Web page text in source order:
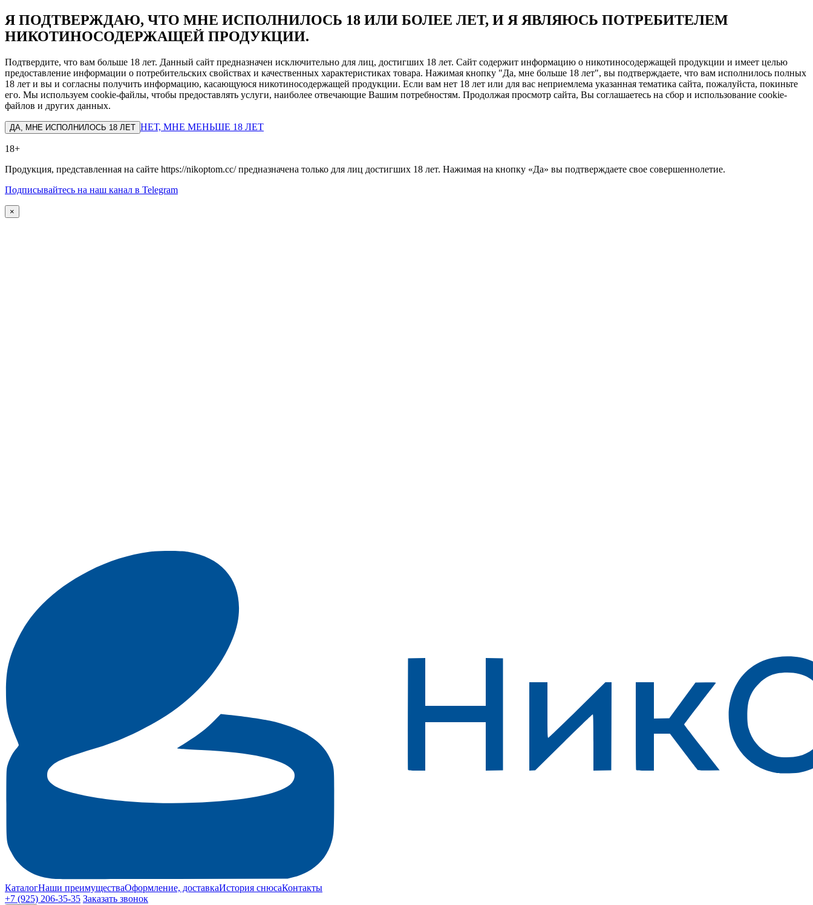
Я ПОДТВЕРЖДАЮ, ЧТО МНЕ ИСПОЛНИЛОСЬ 18 ИЛИ БОЛЕЕ ЛЕТ, И Я ЯВЛЯЮСЬ ПОТРЕБИТЕЛЕМ
НИКОТИНОСОДЕРЖАЩЕЙ ПРОДУКЦИИ.
Подтвердите, что вам больше 18 лет. Данный сайт предназначен исключительно для лиц, достигших 18 лет. Сайт содержит информацию о никотиносодержащей продукции и имеет целью
предоставление информации о потребительских свойствах и качественных характеристиках товара. Нажимая кнопку "Да, мне больше 18 лет", вы подтверждаете, что вам исполнилось полных
18 лет и вы и согласны получить информацию, касающуюся никотиносодержащей продукции. Если вам нет 18 лет или для вас неприемлема указанная тематика сайта, пожалуйста, покиньте
его. Мы используем cookie-файлы, чтобы предоставлять услуги, наиболее отвечающие Вашим потребностям. Продолжая просмотр сайта, Вы соглашаетесь на сбор и использование cookie-
файлов и других данных.
ДА, МНЕ ИСПОЛНИЛОСЬ 18 ЛЕТ НЕТ, МНЕ МЕНЬШЕ 18 ЛЕТ
18+
Продукция, представленная на сайте https://nikoptom.cc/ предназначена только для лиц достигших 18 лет. Нажимая на кнопку «Да» вы подтверждаете свое совершеннолетие.
Подписывайтесь на наш канал в Telegram
×
КаталогНаши преимуществаОформление, доставкаИстория снюсаКонтакты
+7 (925) 206‑35‑35 Заказать звонок